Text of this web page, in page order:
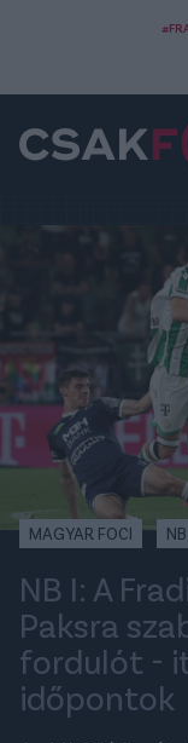
MAGYAR FOCI
NB I: A
Paksra
fordulót -
időpontok